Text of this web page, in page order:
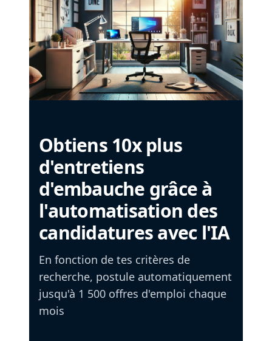
Obtiens 10x plus
d'entretiens
d'embauche grâce à
l'automatisation des
candidatures avec l'IA
En fonction de tes critères de
recherche, postule automatiquement
jusqu'à 1 500 offres d'emploi chaque
mois